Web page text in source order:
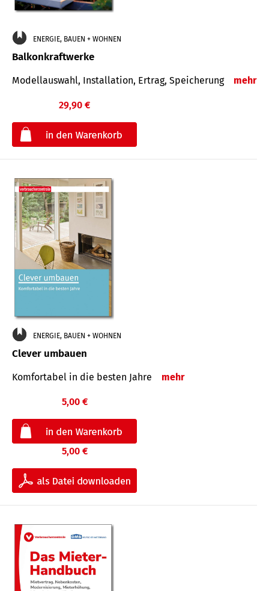
ENERGIE, BAUEN + WOHNEN
Balkonkraftwerke
Modellauswahl, Installation, Ertrag, Speicherung mehr
29,90 €
ENERGIE, BAUEN + WOHNEN
Clever umbauen
Komfortabel in die besten Jahre mehr
5,00 €
5,00 €